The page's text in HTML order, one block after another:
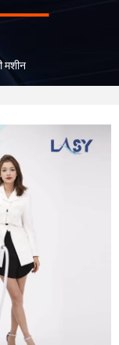
मशीन